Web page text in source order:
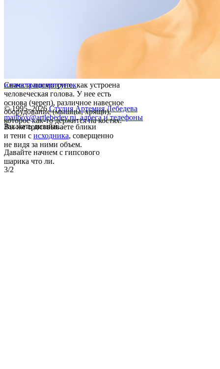
Сначала посмотрите, как устроена
человеческая голова. У нее есть
основа (череп), различное навесное
оборудование (мышцы, хрящи),
которое как-то держится на костях.
Вы же срисовываете блики
и тени с исходника, соверщенно
не видя за ними объем.
Давайте начнем с гипсового
шарика что ли.
3/2
иллюстрациярисунок
© 1995–2026 Студия Артемия Лебедева
mailbox@artlebedev.ru, адреса и телефоны
Заказать дизайн...